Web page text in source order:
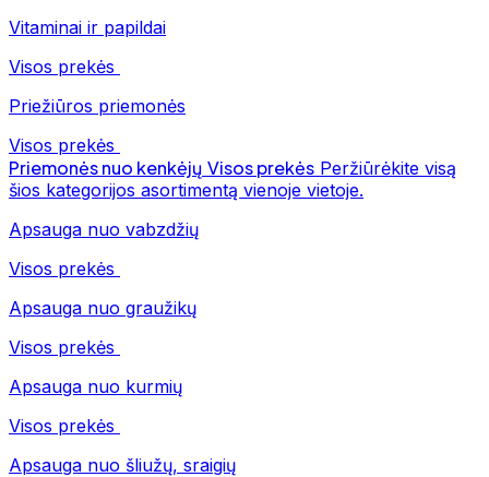
Vitaminai ir papildai
Visos prekės
Priežiūros priemonės
Visos prekės
Priemonės nuo kenkėjų Visos prekės Peržiūrėkite visą
šios kategorijos asortimentą vienoje vietoje.
Apsauga nuo vabzdžių
Visos prekės
Apsauga nuo graužikų
Visos prekės
Apsauga nuo kurmių
Visos prekės
Apsauga nuo šliužų, sraigių